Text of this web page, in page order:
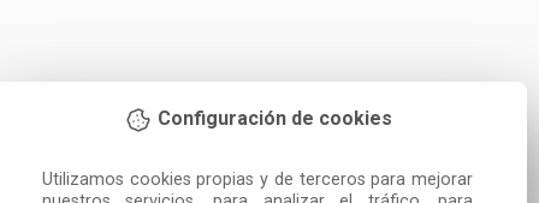
Configuración de cookies
Utilizamos cookies propias y de terceros para mejorar